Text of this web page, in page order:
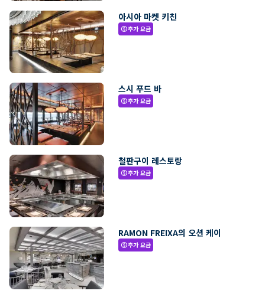
아시아 마켓 키친
paid추가 요금
스시 푸드 바
paid추가 요금
철판구이 레스토랑
paid추가 요금
RAMON FREIXA의 오션 케이
paid추가 요금